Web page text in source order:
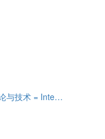
与技术 = Inte…